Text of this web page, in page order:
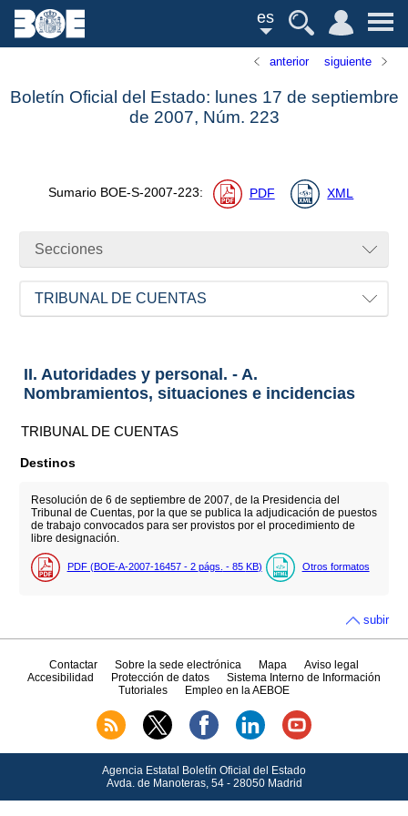
es
anterior siguiente
Boletín Oficial del Estado: lunes 17 de septiembre
de 2007, Núm. 223
Sumario BOE-S-2007-223: PDF XML
Secciones
TRIBUNAL DE CUENTAS
II. Autoridades y personal. - A.
Nombramientos, situaciones e incidencias
TRIBUNAL DE CUENTAS
Destinos
Resolución de 6 de septiembre de 2007, de la Presidencia del
Tribunal de Cuentas, por la que se publica la adjudicación de puestos
de trabajo convocados para ser provistos por el procedimiento de
libre designación.
PDF (BOE-A-2007-16457 - 2 págs. - 85 KB) Otros formatos
subir
Contactar Sobre la sede electrónica Mapa
Aviso legal
Accesibilidad
Protección de datos
Sistema Interno de Información
Tutoriales
Empleo en la AEBOE
Agencia Estatal Boletín Oficial del Estado
Avda. de Manoteras, 54 - 28050 Madrid